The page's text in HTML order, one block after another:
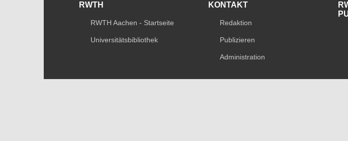
RWTH
RWTH Aachen - Startseite
Universitätsbibliothek
KONTAKT
Redaktion
Publizieren
Administration